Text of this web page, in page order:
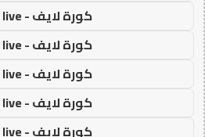
كورة لايف - koora live
كورة لايف - koora live
كورة لايف - koora live
كورة لايف - koora live
كورة لايف - koora live